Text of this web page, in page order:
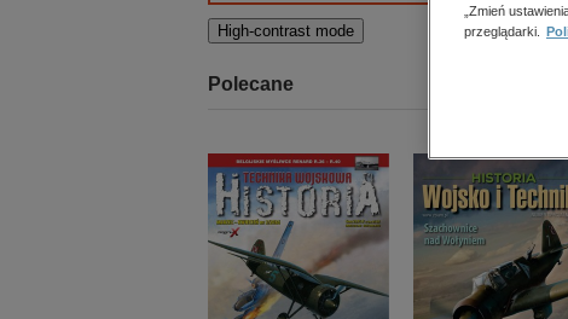
edukacja
kobiece, lifestyle, kultura
High-contrast mode
Polecane
„Zmień
przeglądarki.